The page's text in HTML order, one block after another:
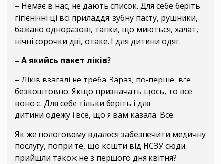
– Немає в нас, не дають список. Для себе беріть
гігієнічні ці всі приладдя: зубну пасту, рушники,
бажано одноразові, тапки, що миються, халат,
нічні сорочки дві, отаке. І для дитини одяг.
– А якийсь пакет ліків?
– Ліків взагалі не треба. Зараз, по-перше, все
безкоштовно. Якщо призначать щось, то все
воно є. Для себе тільки беріть і для
дитини одежу і все, що я вам казала. Все.
Як же пологовому вдалося забезпечити медичну
послугу, попри те, що кошти від НСЗУ сюди
прийшли також не з першого дня квітня?